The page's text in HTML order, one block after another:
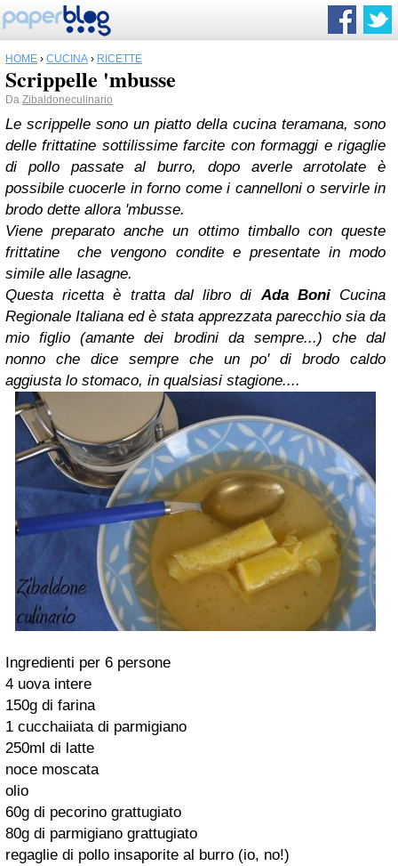
HOME › CUCINA › RICETTE
Scrippelle 'mbusse
Da Zibaldoneculinario
Le scrippelle sono un piatto della cucina teramana, sono
delle frittatine sottilissime farcite con formaggi e rigaglie
di pollo passate al burro, dopo averle arrotolate è
possibile cuocerle in forno come i cannelloni o servirle in
brodo dette allora 'mbusse.
Viene preparato anche un ottimo timballo con queste
frittatine che vengono condite e presentate in modo
simile alle lasagne.
Questa ricetta è tratta dal libro diAda BoniCucina
Regionale Italiana ed è stata apprezzata parecchio sia da
mio figlio (amante dei brodini da sempre...) che dal
nonno che dice sempre che un po' di brodo caldo
aggiusta lo stomaco, in qualsiasi stagione....
Ingredienti per 6 persone
4 uova intere
150g di farina
1 cucchaiiata di parmigiano
250ml di latte
noce moscata
olio
60g di pecorino grattugiato
80g di parmigiano grattugiato
regaglie di pollo insaporite al burro (io, no!)